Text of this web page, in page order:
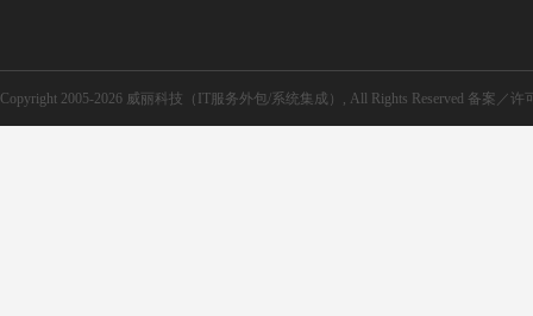
Copyright 2005-2026 威丽科技（IT服务外包/系统集成）, All Rights Reserved 备案／